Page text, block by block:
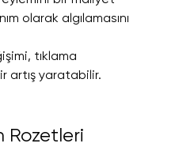
olarak algılamasını
tıklama
artış yaratabilir.
Rozetleri